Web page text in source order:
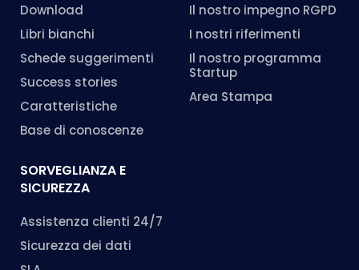
Download
Libri bianchi
Schede suggerimenti
Success stories
Caratteristiche
Base di conoscenze
Il nostro impegno RGPD
I nostri riferimenti
Il nostro programma
Startup
Area Stampa
SORVEGLIANZA E
SICUREZZA
Assistenza clienti 24/7
Sicurezza dei dati